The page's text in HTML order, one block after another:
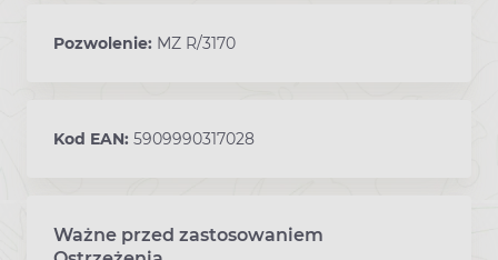
Pozwolenie: MZ R/3170
Kod EAN: 5909990317028
Ważne przed zastosowaniem